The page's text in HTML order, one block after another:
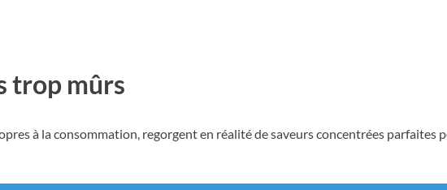
trop mûrs
à la consommation, regorgent en réalité de saveurs concentrées parfaites